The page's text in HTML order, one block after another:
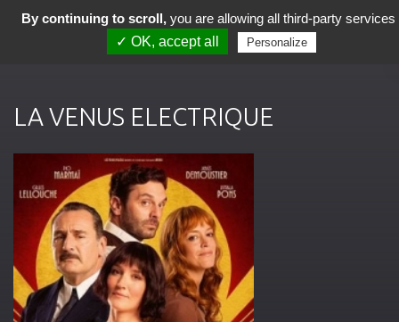
LA VENUS ELECTRIQUE
By continuing to scroll, you are allowing all third-party services
✓ OK, accept all
Personalize